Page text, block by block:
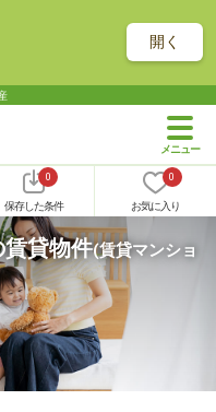
開く
0
保存した条件
0
お気に入り
貸物件(賃貸マンショ